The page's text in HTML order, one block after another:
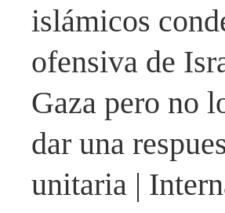
islámicos
ofensiva de
Gaza pero no
dar una
unitaria |